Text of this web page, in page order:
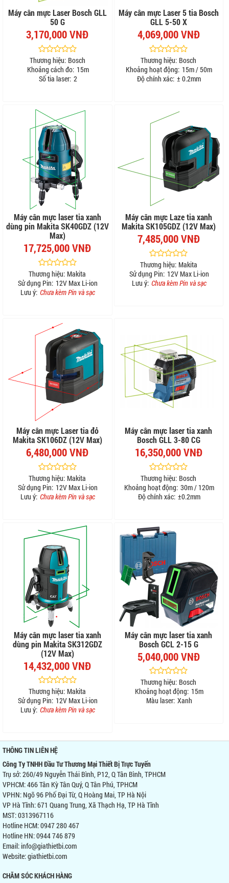
Máy cân mực Laser Bosch GLL
50 G
3,170,000 VNĐ
Thương hiệu: Bosch
Khoảng cách đo: 15m
Số tia laser: 2
Máy cân mực Laser 5 tia Bosch
GLL 5-50 X
4,069,000 VNĐ
Thương hiệu: Bosch
Khoảng hoạt động: 15m / 50m
Độ chính xác: ± 0.2mm
Máy cân mực laser tia xanh
dùng pin Makita SK40GDZ (12V
Max)
17,725,000 VNĐ
Thương hiệu: Makita
Sử dụng Pin: 12V Max Li-ion
Lưu ý: Chưa kèm Pin và sạc
Máy cân mực Laze tia xanh
Makita SK105GDZ (12V Max)
7,485,000 VNĐ
Thương hiệu: Makita
Sử dụng Pin: 12V Max Li-ion
Lưu ý: Chưa kèm Pin và sạc
Máy cân mực Laser tia đỏ
Makita SK106DZ (12V Max)
6,480,000 VNĐ
Thương hiệu: Makita
Sử dụng Pin: 12V Max Li-ion
Lưu ý: Chưa kèm Pin và sạc
Máy cân mực laser tia xanh
Bosch GLL 3-80 CG
16,350,000 VNĐ
Thương hiệu: Bosch
Khoảng hoạt động: 30m / 120m
Độ chính xác: ±0.2mm
Máy cân mực laser tia xanh
dùng pin Makita SK312GDZ
(12V Max)
14,432,000 VNĐ
Thương hiệu: Makita
Sử dụng Pin: 12V Max Li-ion
Lưu ý: Chưa kèm Pin và sạc
Máy cân mực laser tia xanh
Bosch GCL 2-15 G
5,040,000 VNĐ
Thương hiệu: Bosch
Khoảng hoạt động: 15m
Màu laser: Xanh
THÔNG TIN LIÊN HỆ
Công Ty TNHH Đầu Tư Thương Mại Thiết Bị Trực Tuyến
Trụ sở: 260/49 Nguyễn Thái Bình, P12, Q Tân Bình, TPHCM
VPHCM: 466 Tân Kỳ Tân Quý, Q Tân Phú, TPHCM
VPHN: Ngõ 96 Phố Đại Từ, Q Hoàng Mai, TP Hà Nội
VP Hà Tĩnh: 671 Quang Trung, Xã Thạch Hạ, TP Hà Tĩnh
MST: 0313967116
Hotline HCM: 0947 280 467
Hotline HN: 0944 746 879
Email: info@giathietbi.com
Website:giathietbi.com
CHĂM SÓC KHÁCH HÀNG